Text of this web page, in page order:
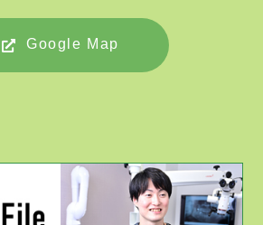
Google Map